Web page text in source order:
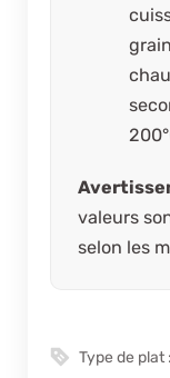
valeurs
selon les
Type de plat :